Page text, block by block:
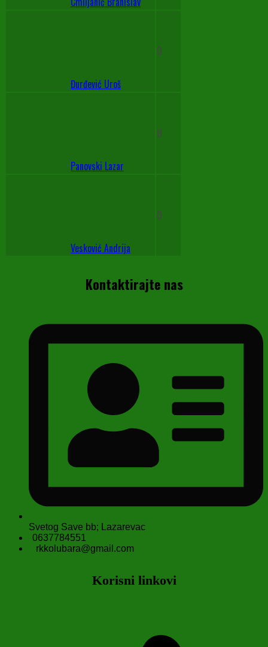
Đurđević Uroš
0
Panovski Lazar
0
Vesković Andrija
0
Kontaktirajte nas
Svetog Save bb; Lazarevac
0637784551
rkkolubara@gmail.com
Korisni linkovi